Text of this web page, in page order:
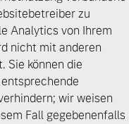
zu
Analytics von Ihrem
nicht mit anderen
Sie können die
wir weisen
Fall gegebenenfalls